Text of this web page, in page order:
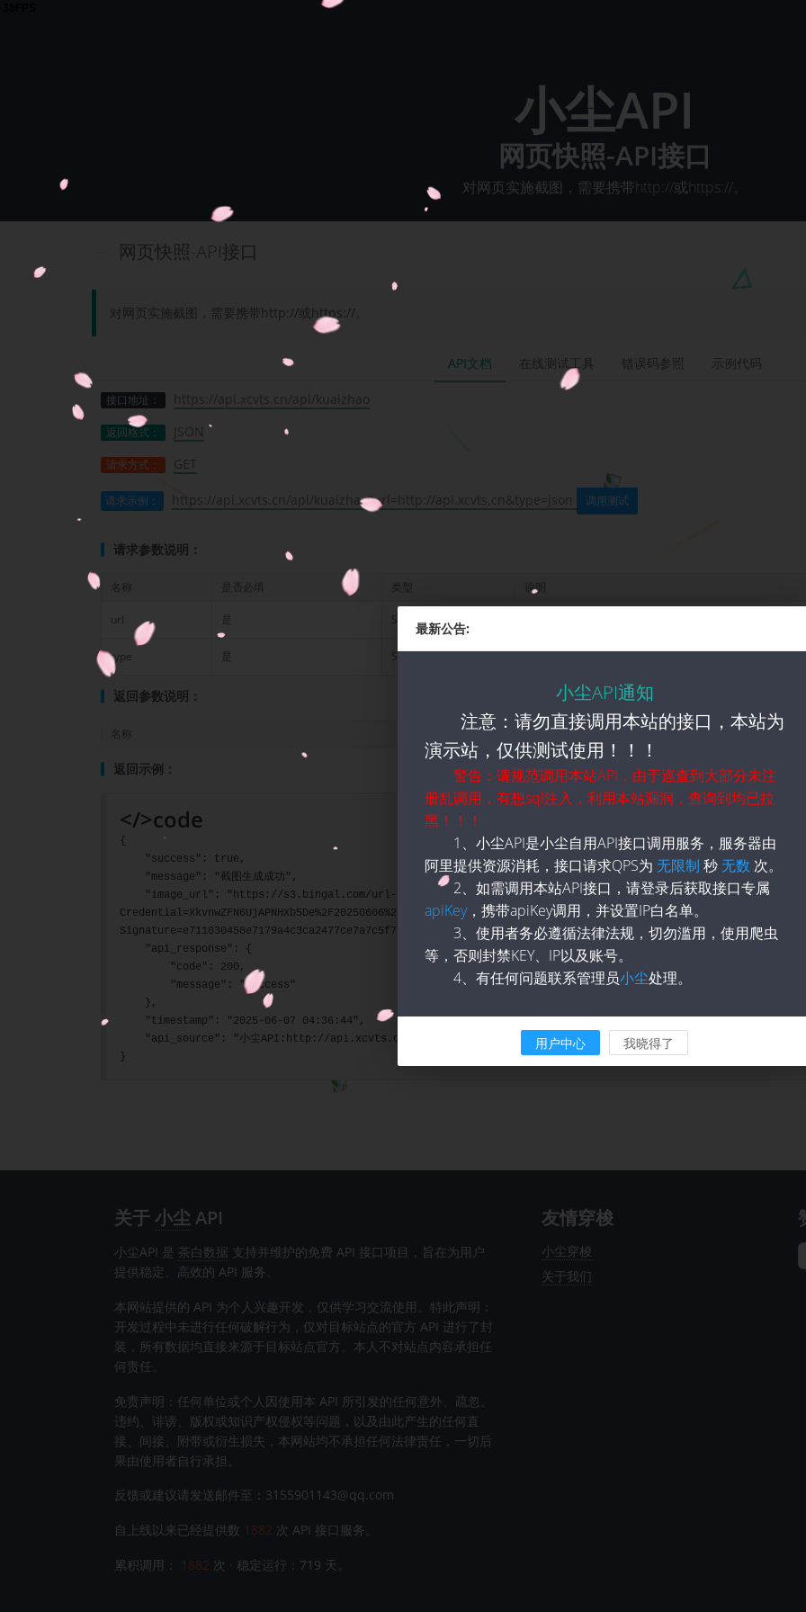
小尘API
网页快照-API接口
对网页实施截图，需要携带http://或https://。
网页快照-API接口
对网页实施截图，需要携带http://或https://。
API文档 在线测试工具 错误码参照 示例代码
接口地址： https://api.xcvts.cn/api/kuaizhao
返回格式： JSON
请求方式： GET
请求示例： https://api.xcvts.cn/api/kuaizhao?url=http://api.xcvts.cn&type=json 调用测试
请求参数说明：
名称 是否必填 类型 说明
url 是 String
type 是 String 默认text，text/json格式
返回参数说明：
名称 类型 说明
返回示例：
</>code
{
    "success": true,
    "message": "截图生成成功",
Credential=XkvnwZFN6UjAPNHXb5De%2F20250606%2Fus-east-1%2Fs3%2Faws4_request&X-Amz-Date=20250606T203644Z&X-
Signature=e711030458e7179a4c3ca2477ce7a7c5f77b1a9c89b9e979713395f59e3c95cc",
    "api_response": {
        "code": 200,
        "message": "success"
    },
    "timestamp": "2025-06-07 04:36:44",
    "api_source": "小尘API:http://api.xcvts.cn"
}
关于小尘API
小尘API 是 茶白数据 支持并维护的免费 API 接口项目，旨在为用户
提供稳定、高效的 API 服务。
本网站提供的 API 为个人兴趣开发，仅供学习交流使用。特此声明：
开发过程中未进行任何破解行为，仅对目标站点的官方 API 进行了封
装，所有数据均直接来源于目标站点官方。本人不对站点内容承担任
何责任。
免责声明：任何单位或个人因使用本 API 所引发的任何意外、疏忽、
违约、诽谤、版权或知识产权侵权等问题，以及由此产生的任何直
接、间接、附带或衍生损失，本网站均不承担任何法律责任，一切后
果由使用者自行承担。
反馈或建议请发送邮件至：3155901143@qq.com
自上线以来已经提供数 1882 次 API 接口服务。
累积调用： 1882 次 · 稳定运行： 719 天。
友情穿梭
小尘穿梭
关于我们
最新公告:
小尘API通知
注意：请勿直接调用本站的接口，本站为
演示站，仅供测试使用！！！
警告：请规范调用本站API，由于巡查到大部分未注
册乱调用，有想sql注入，利用本站漏洞，查询到均已拉
黑！！！
1、小尘API是小尘自用API接口调用服务，服务器由
阿里提供资源消耗，接口请求QPS为 无限制 秒无数 次。
2、如需调用本站API接口，请登录后获取接口专属
apiKey，携带apiKey调用，并设置IP白名单。
3、使用者务必遵循法律法规，切勿滥用，使用爬虫
等，否则封禁KEY、IP以及账号。
4、有任何问题联系管理员小尘处理。
用户中心 我晓得了